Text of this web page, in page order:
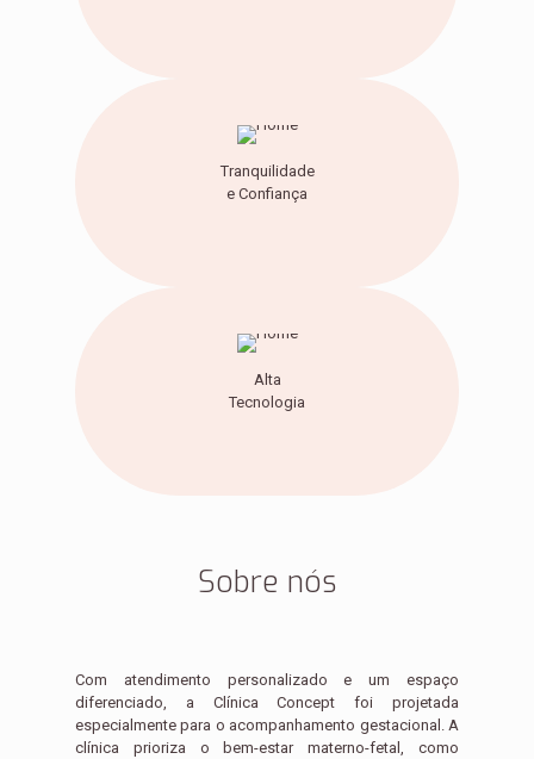
Tranquilidade
e Confiança
Alta
Tecnologia
Sobre nós
Com atendimento personalizado e um espaço
diferenciado, a Clínica Concept foi projetada
especialmente para o acompanhamento gestacional. A
clínica prioriza o bem-estar materno-fetal, como